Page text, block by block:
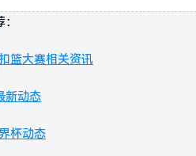
篮大赛相关资讯
新动态
杯动态